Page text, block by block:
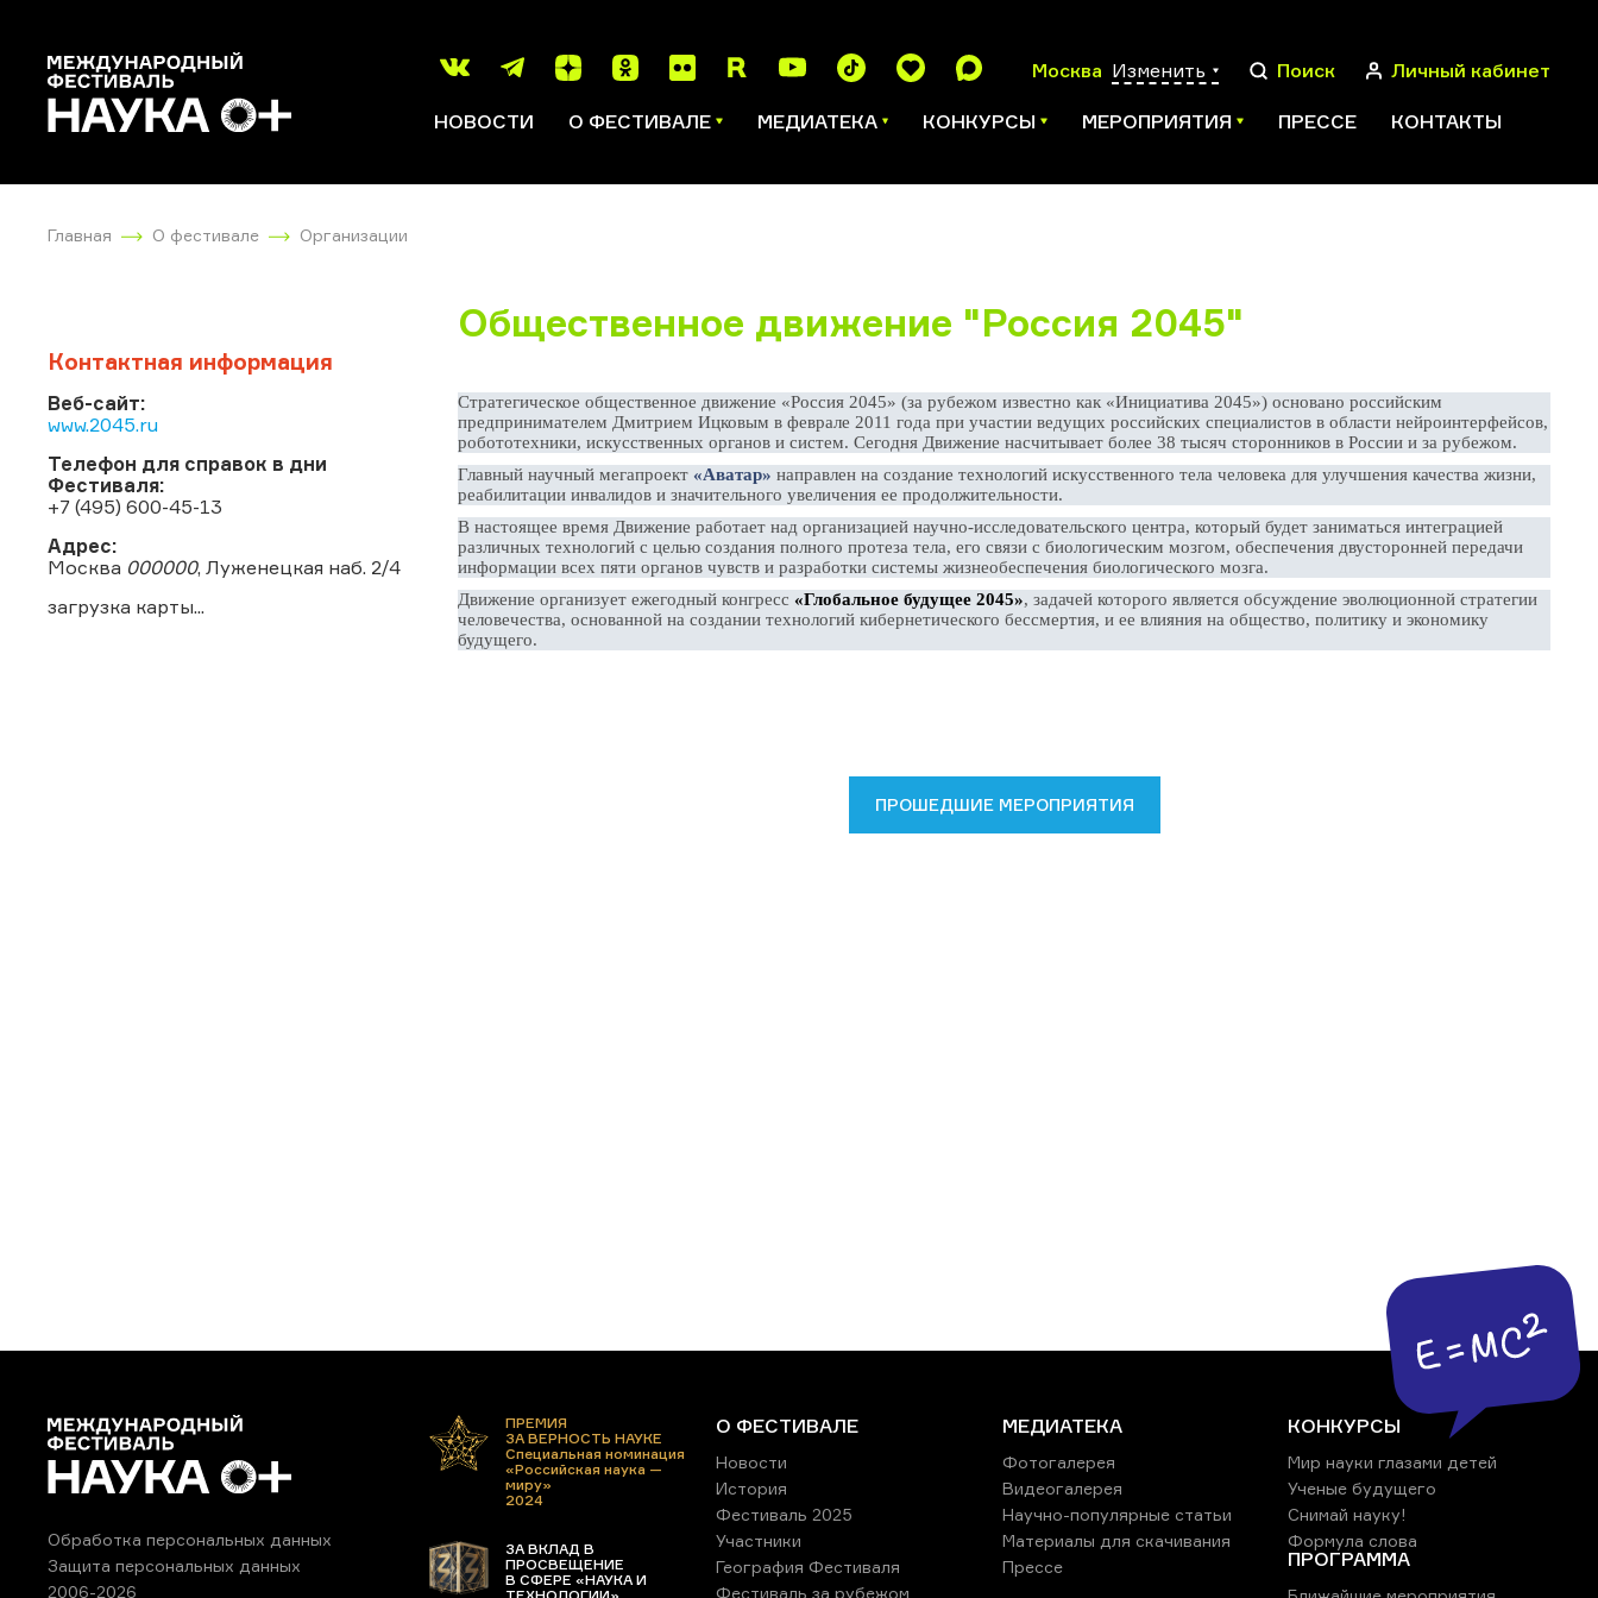
Москва Изменить Поиск Личный кабинет
НОВОСТИ О ФЕСТИВАЛЕ МЕДИАТЕКА КОНКУРСЫ МЕРОПРИЯТИЯ ПРЕССЕ КОНТАКТЫ
Главная О фестивале Организации
Контактная информация
Веб-сайт:
www.2045.ru
Телефон для справок в дни
Фестиваля:
+7 (495) 600-45-13
Адрес:
Москва 000000, Луженецкая наб. 2/4
загрузка карты...
Общественное движение "Россия 2045"
Стратегическое общественное движение «Россия 2045» (за рубежом известно как «Инициатива 2045») основано российским
предпринимателем Дмитрием Ицковым в феврале 2011 года при участии ведущих российских специалистов в области нейроинтерфейсов,
робототехники, искусственных органов и систем. Сегодня Движение насчитывает более 38 тысяч сторонников в России и за рубежом.
Главный научный мегапроект «Аватар» направлен на создание технологий искусственного тела человека для улучшения качества жизни,
реабилитации инвалидов и значительного увеличения ее продолжительности.
В настоящее время Движение работает над организацией научно-исследовательского центра, который будет заниматься интеграцией
различных технологий с целью создания полного протеза тела, его связи с биологическим мозгом, обеспечения двусторонней передачи
информации всех пяти органов чувств и разработки системы жизнеобеспечения биологического мозга.
Движение организует ежегодный конгресс «Глобальное будущее 2045», задачей которого является обсуждение эволюционной стратегии
человечества, основанной на создании технологий кибернетического бессмертия, и ее влияния на общество, политику и экономику
будущего.
ПРОШЕДШИЕ МЕРОПРИЯТИЯ
Обработка персональных данных
Защита персональных данных
2006-2026
ПРЕМИЯ
ЗА ВЕРНОСТЬ НАУКЕ
Специальная номинация
«Российская наука —
миру»
2024
ЗА ВКЛАД В
ПРОСВЕЩЕНИЕ
В СФЕРЕ «НАУКА И
О ФЕСТИВАЛЕ
Новости
История
Фестиваль 2025
Участники
География Фестиваля
Фестиваль за рубежом
МЕДИАТЕКА
Фотогалерея
Видеогалерея
Научно-популярные статьи
Материалы для скачивания
Прессе
КОНКУРСЫ
Мир науки глазами детей
Ученые будущего
Снимай науку!
Формула слова
ПРОГРАММА